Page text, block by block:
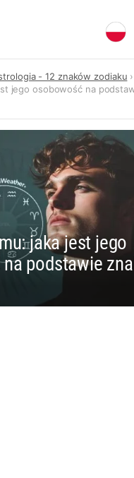
- 12 znaków zodiaku
jego osobowość na
jaka jest jego
podstawie